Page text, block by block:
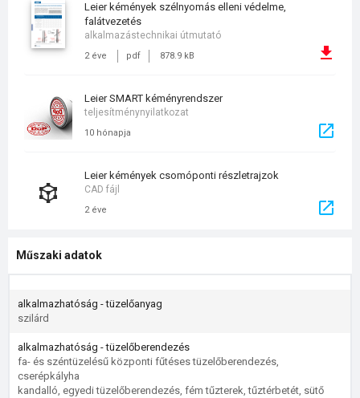
Leier kémények szélnyomás elleni védelme,
falátvezetés
2 éve pdf 878.9 kB
alkalmazástechnikai útmutató
Leier SMART kéményrendszer
10 hónapja
teljesítménynyilatkozat
Leier kémények csomóponti részletrajzok
2 éve
CAD fájl
Műszaki adatok
alkalmazhatóság - tüzelőanyag
szilárd
alkalmazhatóság - tüzelőberendezés
fa- és széntüzelésű központi fűtéses tüzelőberendezés,
cserépkályha
kandalló, egyedi tüzelőberendezés, fém tűzterek, tűztérbetét, sütő